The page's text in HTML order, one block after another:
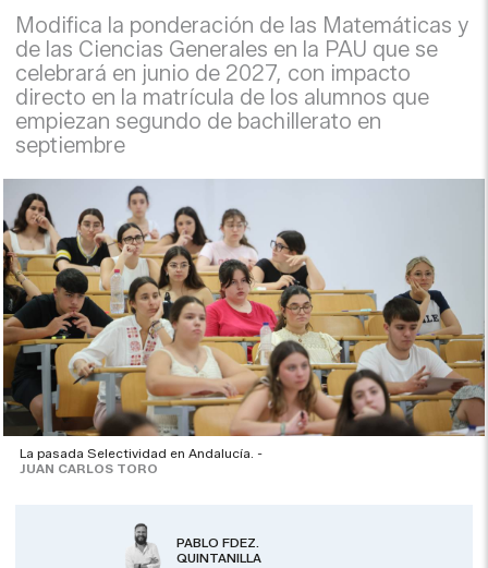
Modifica la ponderación de las Matemáticas y
de las Ciencias Generales en la PAU que se
celebrará en junio de 2027, con impacto
directo en la matrícula de los alumnos que
empiezan segundo de bachillerato en
septiembre
La pasada Selectividad en Andalucía. -
JUAN CARLOS TORO
PABLO FDEZ.
QUINTANILLA